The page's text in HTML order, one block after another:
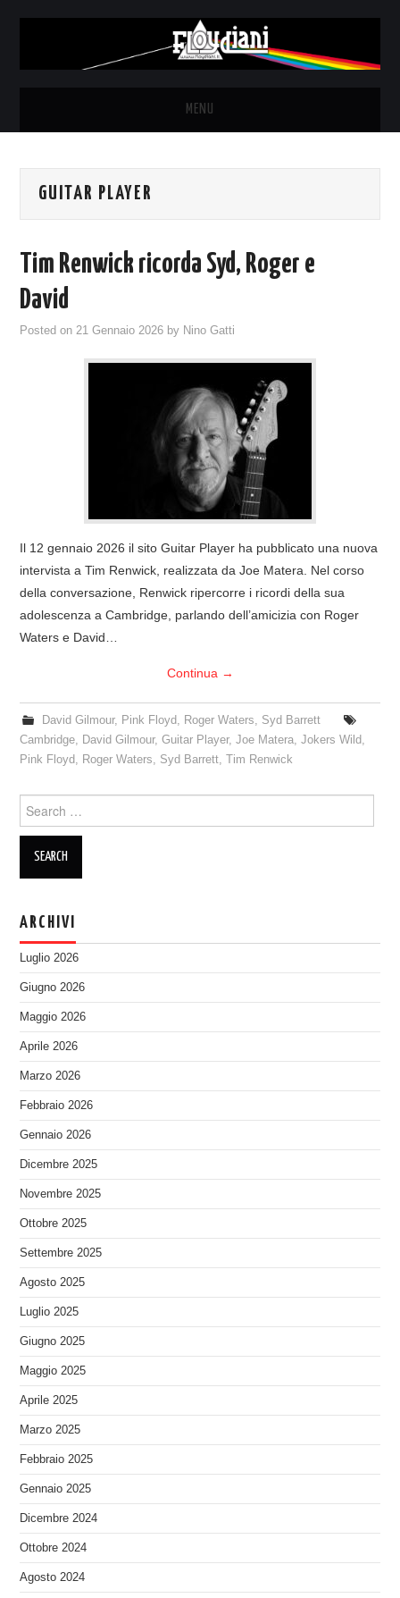
MENU
NEWS
SYD BARRETT – ALLE SOGLIE
DELL’ALBA
DISCOGRAFIA
LINKS
CONTATTI
POLICY/COOKIES
GUITAR PLAYER
Tim Renwick ricorda Syd, Roger e
David
Posted on21 Gennaio 2026 by Nino Gatti
Il 12 gennaio 2026 il sito Guitar Player ha pubblicato una nuova
intervista a Tim Renwick, realizzata da Joe Matera. Nel corso
della conversazione, Renwick ripercorre i ricordi della sua
adolescenza a Cambridge, parlando dell’amicizia con Roger
Waters e David…
Continua →
David Gilmour, Pink Floyd, Roger Waters, Syd Barrett
Cambridge, David Gilmour,Guitar Player,Joe Matera,Jokers Wild,
Pink Floyd, Roger Waters, Syd Barrett,Tim Renwick
for:
ARCHIVI
Luglio 2026
Giugno 2026
Maggio 2026
Aprile 2026
Marzo 2026
Febbraio 2026
Gennaio 2026
Dicembre 2025
Novembre 2025
Ottobre 2025
Settembre 2025
Agosto 2025
Luglio 2025
Giugno 2025
Maggio 2025
Aprile 2025
Marzo 2025
Febbraio 2025
Gennaio 2025
Dicembre 2024
Ottobre 2024
Agosto 2024